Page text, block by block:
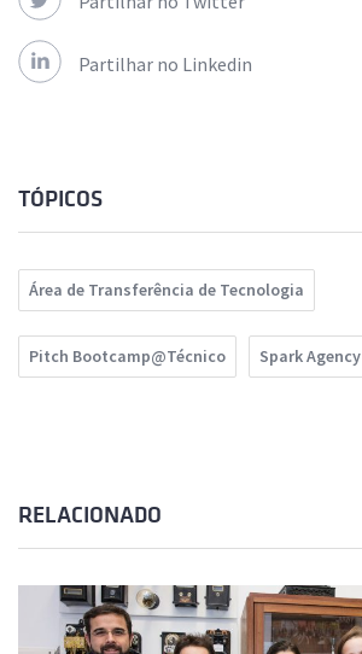
Partilhar no Linkedin
TÓPICOS
Área de Transferência de Tecnologia
Pitch Bootcamp@Técnico Spark Agency
RELACIONADO